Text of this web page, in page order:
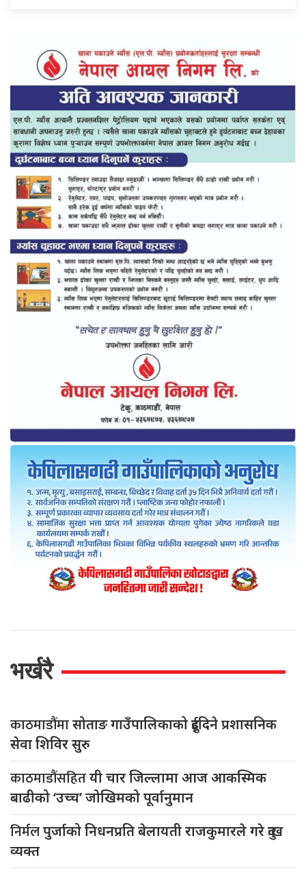
भर्खरै
काठमाडौंमासोताङ गाउँपालिकाको दुईदिने प्रशासनिक
सेवा शिविर सुरु
काठमाडौंसहितयी चार जिल्लामा आज आकस्मिक
बाढीको ‘उच्च’ जोखिमको पूर्वानुमान
निर्मलपुर्जाको निधनप्रति बेलायती राजकुमारले गरे दुःख
व्यक्त